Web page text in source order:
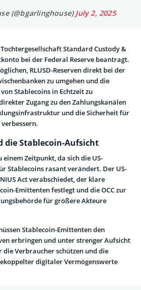
(@bgarlinghouse)July 2, 2025
Standard Custody &
bei der Federal Reserve beantragt.
RLUSD-Reserven direkt bei der
zu umgehen und die
Stablecoins in Echtzeit zu
Zugang zu den Zahlungskanälen
und die Sicherheit für
die Stablecoin-Aufsicht
Zeitpunkt, da sich die US-
Stablecoins rasant verändert. Der US-
Act verabschiedet, der klare
Emittenten festlegt und die OCC zur
für größere Akteure
Stablecoin-Emittenten den
erbringen und unter strenger Aufsicht
die Verbraucher schützen und die
digitaler Vermögenswerte